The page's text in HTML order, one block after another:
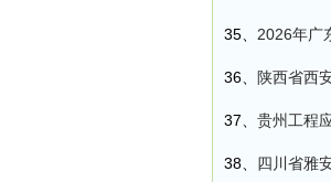
35、 2026年广
36、 陕西省西
37、 贵州工程
38、 四川省雅